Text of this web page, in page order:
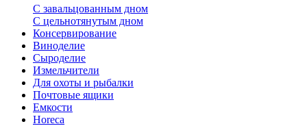
С завальцованным дном
С цельнотянутым дном
Консервирование
Виноделие
Сыроделие
Измельчители
Для охоты и рыбалки
Почтовые ящики
Емкости
Horeca